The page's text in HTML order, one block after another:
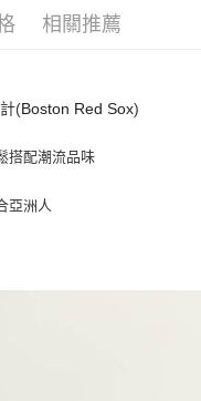
相關推薦
(Boston Red Sox)
搭配潮流品味
亞洲人